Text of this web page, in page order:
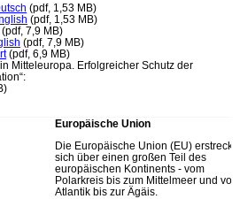
(pdf, 1,53 MB)
(pdf, 1,53 MB)
(pdf, 7,9 MB)
(pdf, 7,9 MB)
(pdf, 6,9 MB)
Mitteleuropa. Erfolgreicher Schutz der
Europäische Union
Die Europäische Union (EU) erstreckt
sich über einen großen Teil des
europäischen Kontinents - vom
Polarkreis bis zum Mittelmeer und vom
Atlantik bis zur Ägäis.